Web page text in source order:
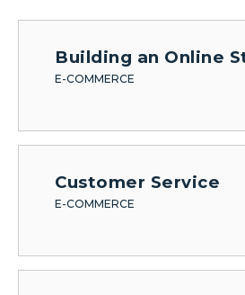
Building an Online
E-COMMERCE
Customer Service
E-COMMERCE